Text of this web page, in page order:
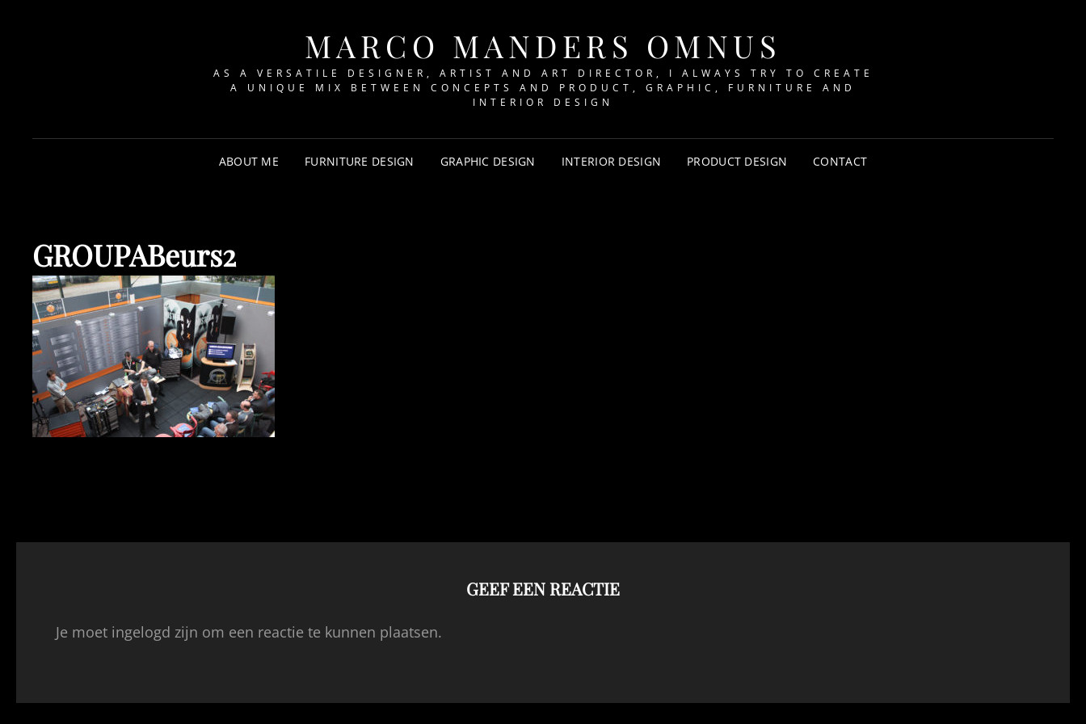
MARCO MANDERS OMNUS
AS A VERSATILE DESIGNER, ARTIST AND ART DIRECTOR, I ALWAYS TRY TO CREATE
A UNIQUE MIX BETWEEN CONCEPTS AND PRODUCT, GRAPHIC, FURNITURE AND
INTERIOR DESIGN
ABOUT ME FURNITURE DESIGN GRAPHIC DESIGN INTERIOR DESIGN PRODUCT DESIGN CONTACT
GROUPABeurs2
GEEF EEN REACTIE
Je moet ingelogd zijn om een reactie te kunnen plaatsen.